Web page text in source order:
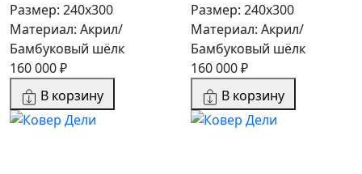
Размер: 240х300
Материал: Акрил/
Бамбуковый шёлк
160 000 ₽
В корзину
Размер: 240х300
Материал: Акрил/
Бамбуковый шёлк
160 000 ₽
В корзину